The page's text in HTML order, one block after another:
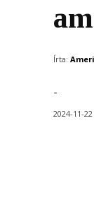
Írta:
-
2024-11-22